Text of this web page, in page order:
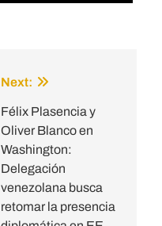
Next:
Félix Plasencia y
Oliver Blanco en
Washington:
Delegación
venezolana busca
retomar la presencia